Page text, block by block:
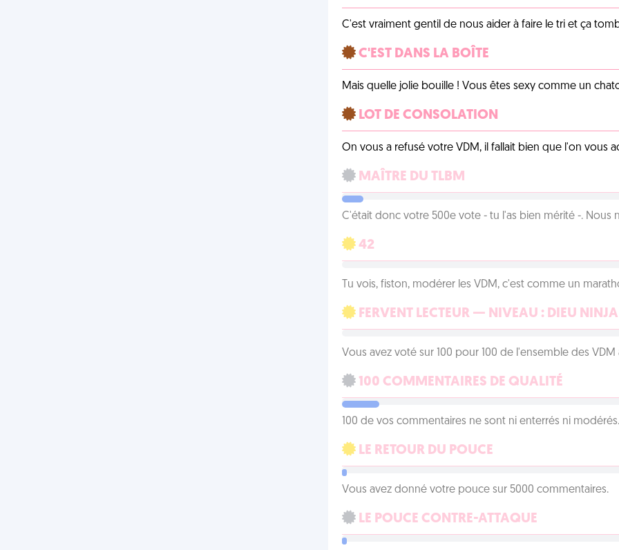
C'est vraiment gentil de nous aider à faire le tri et ça
C'EST DANS LA BOÎTE
Mais quelle jolie bouille ! Vous êtes sexy comme un
LOT DE CONSOLATION
On vous a refusé votre VDM, il fallait bien que l'on vous
MAÎTRE DU TLBM
C'était donc votre 500e vote - tu l'as bien mérité -. Nous
42
Tu vois, fiston, modérer les VDM, c'est comme un
FERVENT LECTEUR — NIVEAU : DIEU NINJA
Vous avez voté sur 100 pour 100 de l'ensemble des VDM
100 COMMENTAIRES DE QUALITÉ
100 de vos commentaires ne sont ni enterrés ni
LE RETOUR DU POUCE
Vous avez donné votre pouce sur 5000 commentaires.
LE POUCE CONTRE-ATTAQUE